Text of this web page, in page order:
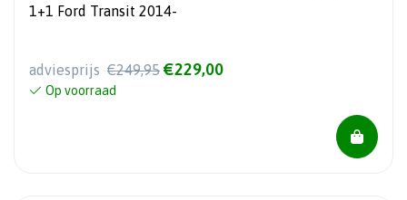
1+1 Ford Transit 2014-
adviesprijs €249,95 €229,00
Op voorraad